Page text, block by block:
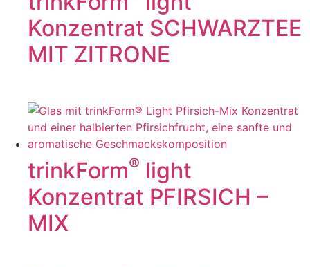
Konzentrat SCHWARZTEE
MIT ZITRONE
trinkForm® light
Konzentrat PFIRSICH –
MIX